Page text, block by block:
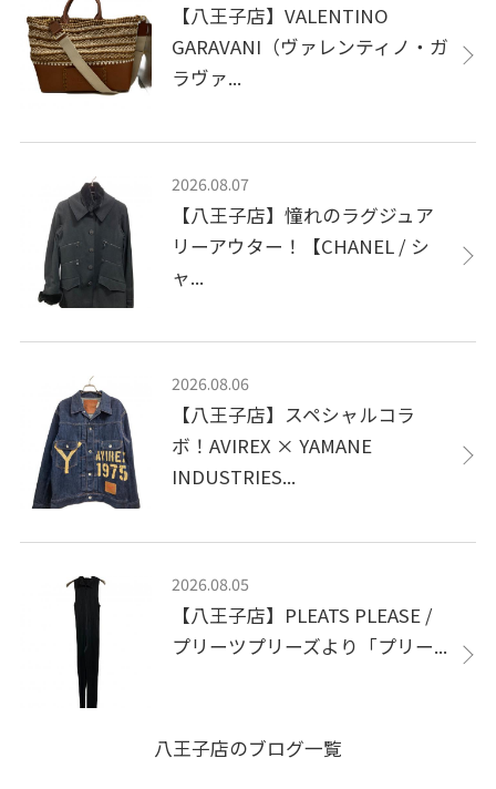
【八王子店】VALENTINO
GARAVANI（ヴァレンティノ・ガ
ラヴァ...
2026.08.07
【八王子店】憧れのラグジュア
リーアウター！【CHANEL / シ
ャ...
2026.08.06
【八王子店】スペシャルコラ
ボ！AVIREX × YAMANE
INDUSTRIES...
2026.08.05
【八王子店】PLEATS PLEASE /
プリーツプリーズより「プリー...
八王子店のブログ一覧